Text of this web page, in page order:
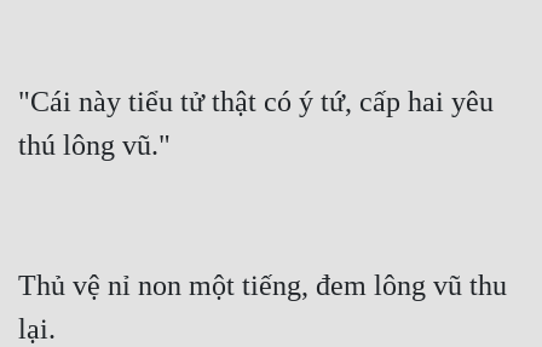
"Cái này tiểu tử thật có ý tứ, cấp hai yêu
thú lông vũ."
Thủ vệ nỉ non một tiếng, đem lông vũ thu
lại.